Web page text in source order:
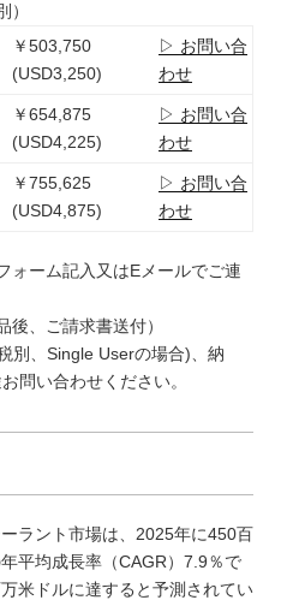
）
￥503,750
(USD3,250)
▷ お問い合
わせ
￥654,875
(USD4,225)
▷ お問い合
わせ
￥755,625
(USD4,875)
▷ お問い合
わせ
ォーム記入又はEメールでご連
後、ご請求書送付）
別、Single Userの場合)、納
問い合わせください。
ラント市場は、2025年に450百
平均成長率（CAGR）7.9％で
米ドルに達すると予測されてい